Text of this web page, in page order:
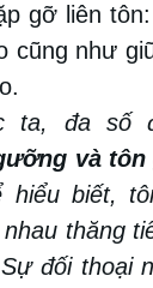
gỡ liên
cũng như
ta, đa số
và tôn
hiểu biết,
thăng
đối thoại